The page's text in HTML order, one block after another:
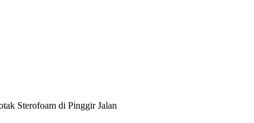
Sterofoam di Pinggir Jalan